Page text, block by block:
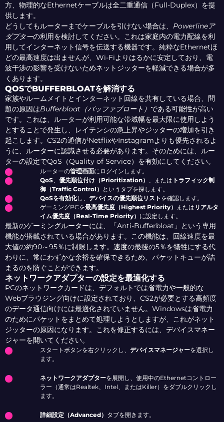
方、物理的なEthernetケーブルは全二重通信（Full-Duplex）を提
供します。
どうしてもルーターまでケーブルを引けない場合は、 Powerlineア
ダプターの利用を検討してください。これは家庭内の電力配線を利
用してインターネット信号を伝送する機器です。純粋なEthernetほ
どの最高速度は出ませんが、Wi-Fiよりはるかに安定しており、電
波干渉の影響を受けないためネットジッターを軽減できる場合が多
くあります。
QOSでBUFFERBLOATを解消する
家族やルームメイトとインターネット回線を共有している場合、問
題の原因はBufferbloat（バッファブロート） である可能性が高い
です。これは、ルーターが利用可能な帯域幅を最大限に使用しよう
とすることで発生し、レイテンシの急上昇やジッターの増加を引き
起こします。CS2の通信がNetflixやInstagramよりも優先されるよ
うに、ルーターに認識させる必要があります。そのためには、ルー
ターの設定でQoS（Quality of Service）を有効にしてください。
ルーターの管理画面にログインします。
QoS、 優先順位付け（Prioritization） 、または トラフィック制
御（Traffic Control） というタブを探します。
QoSを有効化し、 デバイスの優先順位リスト を確認します。
ゲーミングPCを最高優先度（Highest Priority） または リアルタ
イム優先度（Real-Time Priority） に設定します。
最新のゲーミングルーターには、「Anti-Bufferbloat」という専用
機能が搭載されている場合があります。この機能は、回線速度を最
大値の約90～95％に制限します。速度の最後の5％を犠牲にする代
わりに、常にわずかな余裕を確保できるため、パケットキューが詰
まるのを防ぐことができます。
ネットワークアダプターの設定を最適化する
PCのネットワークカードは、デフォルトでは省電力や一般的な
Webブラウジング向けに設定されており、CS2が必要とする高頻度
のデータ通信向けには最適化されていません。Windowsは省電力
のためにパケットをまとめて処理しようとしますが、これがネット
ジッターの原因になります。これを修正するには、デバイスマネー
ジャーを開いてください。
スタートボタンを右クリックし、 デバイスマネージャーを選択し
ます。
ネットワークアダプターを展開し、使用中のEthernetコントロー
ラー（通常はRealtek、Intel、またはKiller）をダブルクリックし
ます。
詳細設定（Advanced） タブを開きます。